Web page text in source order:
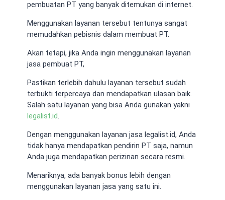
pembuatan PT yang banyak ditemukan di internet.
Menggunakan layanan tersebut tentunya sangat
memudahkan pebisnis dalam membuat PT.
Akan tetapi, jika Anda ingin menggunakan layanan
jasa pembuat PT,
Pastikan terlebih dahulu layanan tersebut sudah
terbukti terpercaya dan mendapatkan ulasan baik.
Salah satu layanan yang bisa Anda gunakan yakni
legalist.id.
Dengan menggunakan layanan jasa legalist.id, Anda
tidak hanya mendapatkan pendirin PT saja, namun
Anda juga mendapatkan perizinan secara resmi.
Menariknya, ada banyak bonus lebih dengan
menggunakan layanan jasa yang satu ini.